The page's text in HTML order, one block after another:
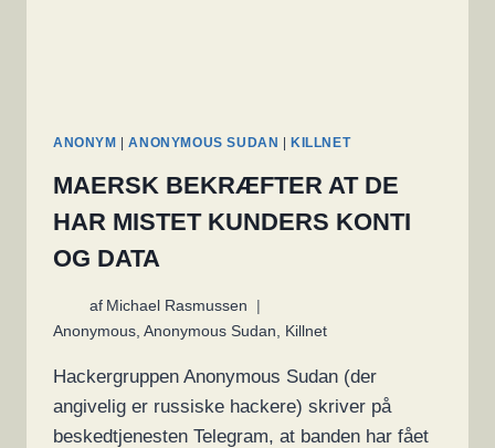
ANONYM |ANONYMOUS SUDAN KILLNET
MAERSK BEKRÆFTER AT DE
HAR MISTET KUNDERS KONTI
OG DATA
af Michael Rasmussen
Anonymous Anonymous Sudan Killnet
Hackergruppen Anonymous Sudan (der
angivelig er russiske hackere) skriver på
beskedtjenesten Telegram, at banden har fået